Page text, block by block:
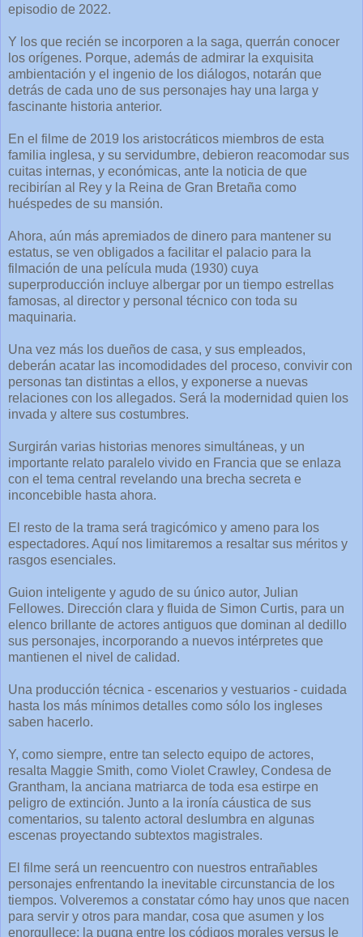
episodio de 2022.
Y los que recién se incorporen a la saga, querrán conocer
los orígenes. Porque, además de admirar la exquisita
ambientación y el ingenio de los diálogos, notarán que
detrás de cada uno de sus personajes hay una larga y
fascinante historia anterior.
En el filme de 2019 los aristocráticos miembros de esta
familia inglesa, y su servidumbre, debieron reacomodar sus
cuitas internas, y económicas, ante la noticia de que
recibirían al Rey y la Reina de Gran Bretaña como
huéspedes de su mansión.
Ahora, aún más apremiados de dinero para mantener su
estatus, se ven obligados a facilitar el palacio para la
filmación de una película muda (1930) cuya
superproducción incluye albergar por un tiempo estrellas
famosas, al director y personal técnico con toda su
maquinaria.
Una vez más los dueños de casa, y sus empleados,
deberán acatar las incomodidades del proceso, convivir con
personas tan distintas a ellos, y exponerse a nuevas
relaciones con los allegados. Será la modernidad quien los
invada y altere sus costumbres.
Surgirán varias historias menores simultáneas, y un
importante relato paralelo vivido en Francia que se enlaza
con el tema central revelando una brecha secreta e
inconcebible hasta ahora.
El resto de la trama será tragicómico y ameno para los
espectadores. Aquí nos limitaremos a resaltar sus méritos y
rasgos esenciales.
Guion inteligente y agudo de su único autor, Julian
Fellowes. Dirección clara y fluida de Simon Curtis, para un
elenco brillante de actores antiguos que dominan al dedillo
sus personajes, incorporando a nuevos intérpretes que
mantienen el nivel de calidad.
Una producción técnica - escenarios y vestuarios - cuidada
hasta los más mínimos detalles como sólo los ingleses
saben hacerlo.
Y, como siempre, entre tan selecto equipo de actores,
resalta Maggie Smith, como Violet Crawley, Condesa de
Grantham, la anciana matriarca de toda esa estirpe en
peligro de extinción. Junto a la ironía cáustica de sus
comentarios, su talento actoral deslumbra en algunas
escenas proyectando subtextos magistrales.
El filme será un reencuentro con nuestros entrañables
personajes enfrentando la inevitable circunstancia de los
tiempos. Volveremos a constatar cómo hay unos que nacen
para servir y otros para mandar, cosa que asumen y los
enorgullece; la pugna entre los códigos morales versus le